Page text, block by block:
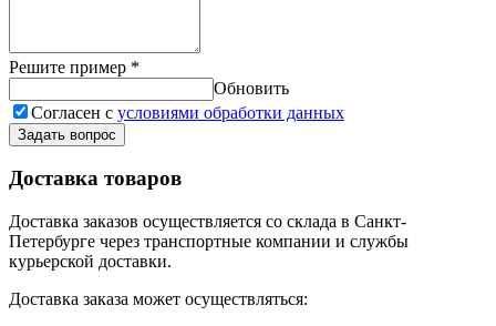
Решите пример *
Обновить
Согласен с условиями обработки данных
Задать вопрос
Доставка товаров
Доставка заказов осуществляется со склада в Санкт-
Петербурге через транспортные компании и службы
курьерской доставки.
Доставка заказа может осуществляться: